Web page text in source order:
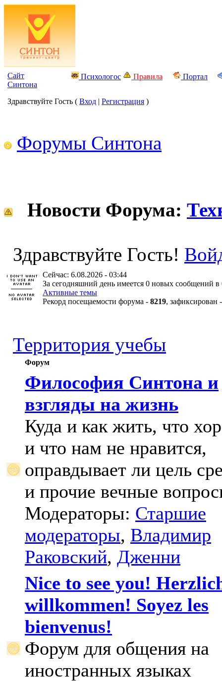
Сайт
Синтона
Психологос Правила Портал
Здравствуйте Гость ( Вход | Регистрация )
Форумы Синтона
Новости Форума:
Здравствуйте Гость!
Сейчас: 6.08.2026 - 03:44
За сегодняшний день имеется 0 новых сообщений в
Активные темы
Рекорд посещаемости форума - 8219, зафиксирован
Территория учебы
Форум
Философия Синтона и
взгляды на жизнь
Куда и как жить, что
и что нам не нравится,
оправдывает ли цель
и прочие вечные
Модераторы: Старшие
модераторы, Владимир
Раковский, Дженни
Nice to see you!
willkommen! Soyez les
bienvenus!
Форум для общения на
иностранных языках